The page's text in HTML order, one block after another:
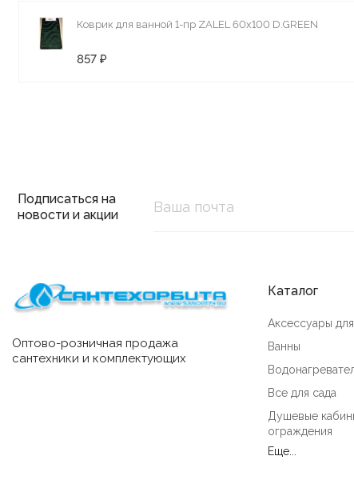
Коврик для ванной 1-пр ZALEL 60x100 D.GREEN
857 ₽
Подписаться на
новости и акции
Оптово-розничная продажа
сантехники и комплектующих
Каталог
Аксессуары
Ванны
Все для сада
Душевые
ограждения
Еще...